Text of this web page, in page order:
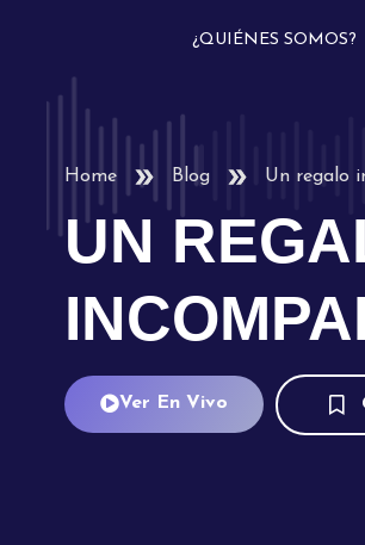
¿QUIÉNES SOMOS?
Home Blog Un regalo
UN
Ver En Vivo